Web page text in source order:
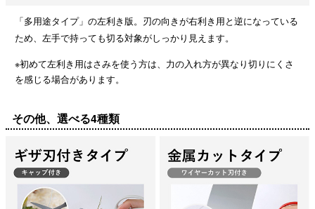
「多用途タイプ」の左利き版。刃の向きが右利き用と逆になっている
ため、左手で持っても切る対象がしっかり見えます。
※初めて左利き用はさみを使う方は、力の入れ方が異なり切りにくさ
を感じる場合があります。
その他、選べる4種類